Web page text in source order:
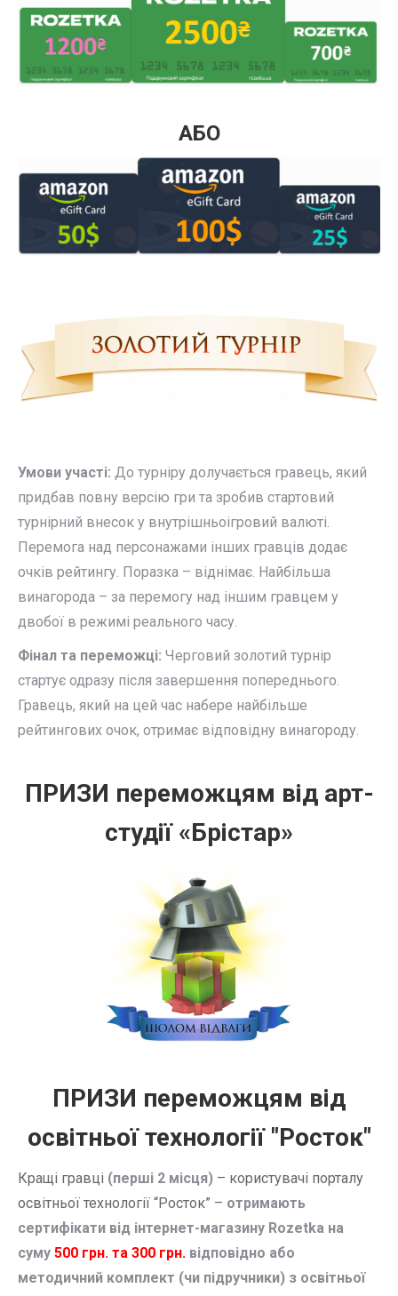
АБО
Умови участі: До турніру долучається гравець, який
придбав повну версію гри та зробив стартовий
турнірний внесок у внутрішньоігровий валюті.
Перемога над персонажами інших гравців додає
очків рейтингу. Поразка – віднімає. Найбільша
винагорода – за перемогу над іншим гравцем у
двобої в режимі реального часу.
Фінал та переможці: Черговий золотий турнір
стартує одразу після завершення попереднього.
Гравець, який на цей час набере найбільше
рейтингових очок, отримає відповідну винагороду.
ПРИЗИ переможцям від арт-
студії «Брістар»
ПРИЗИ переможцям від
освітньої технології "Росток"
Кращі гравці (перші 2 місця) – користувачі порталу
освітньої технології “Росток” – отримають
сертифікати від інтернет-магазину Rozetka на
суму 500 грн. та 300 грн. відповідно або
методичний комплект (чи підручники) з освітньої